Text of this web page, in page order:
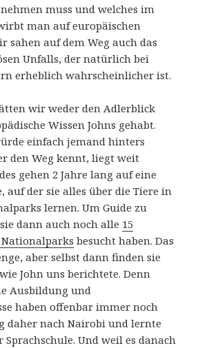
muss und welches im
man auf europäischen
sahen auf dem Weg auch das
Unfalls, der natürlich bei
erheblich wahrscheinlicher ist.
wir weder den Adlerblick
Wissen Johns gehabt.
einfach jemand hinters
den Weg kennt, liegt weit
gehen 2 Jahre lang auf eine
auf der sie alles über die Tiere in
lernen. Um Guide zu
dann auch noch alle 15
besucht haben. Das
aber selbst dann finden sie
John uns berichtete. Denn
Ausbildung und
haben offenbar immer noch
daher nach Nairobi und lernte
Sprachschule. Und weil es danach